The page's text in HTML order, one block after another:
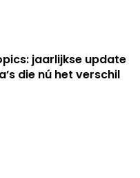
jaarlijkse update
die nú het verschil